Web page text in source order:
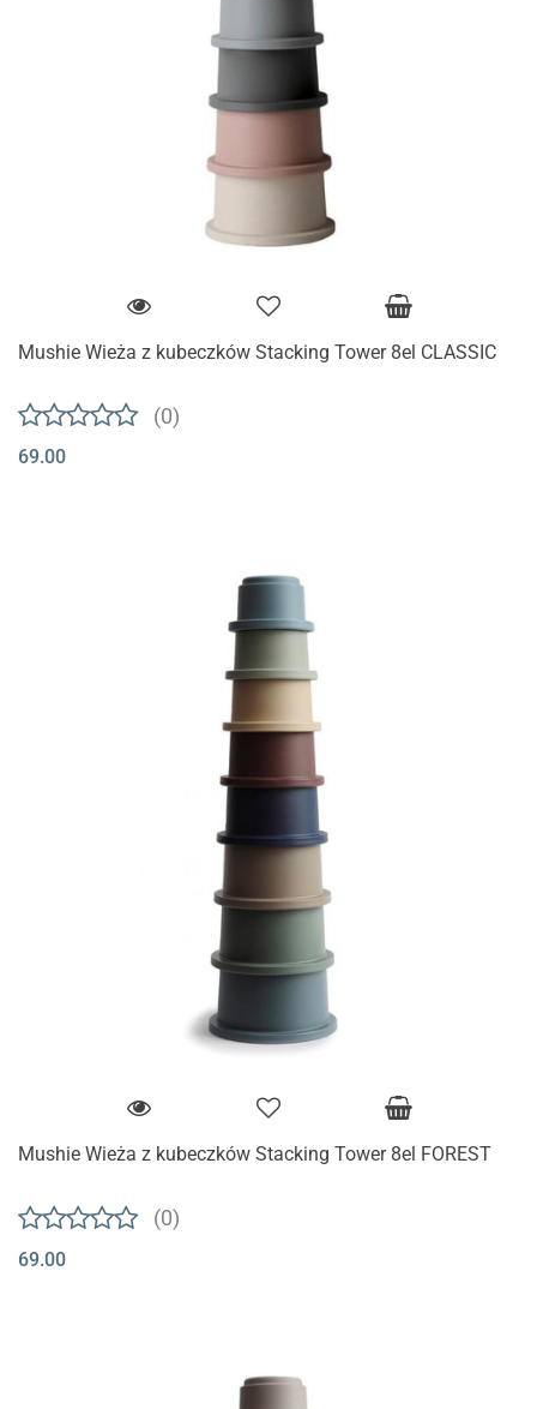
Mushie Wieża z kubeczków Stacking Tower 8el CLASSIC
(0)
69.00
Mushie Wieża z kubeczków Stacking Tower 8el FOREST
(0)
69.00